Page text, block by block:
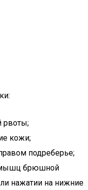
рвоты;
кожи;
подреберье;
мышц брюшной
нажатии на нижние